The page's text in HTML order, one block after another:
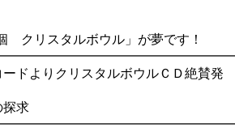
クリスタルボウル」が夢です！
ドよりクリスタルボウルＣＤ絶賛発
求